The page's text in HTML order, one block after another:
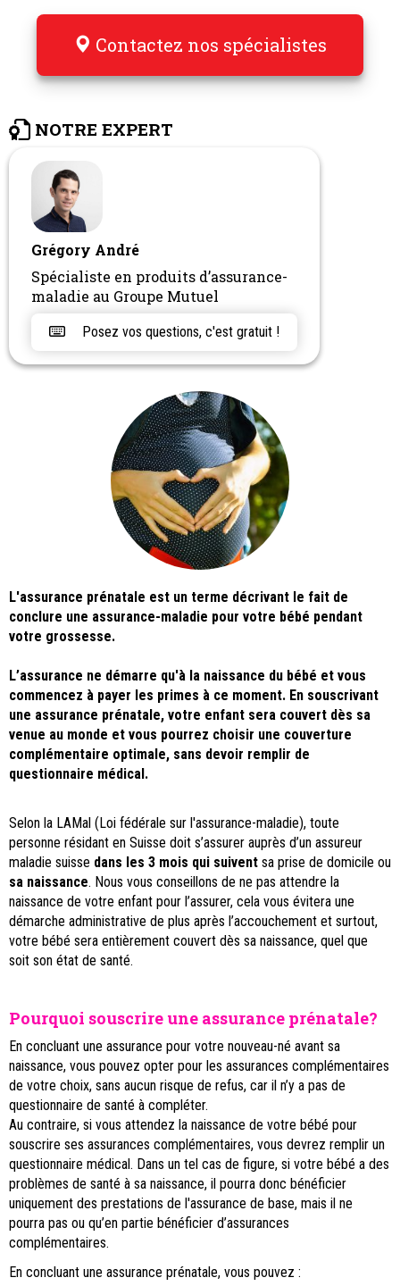
Contactez nos spécialistes
NOTRE EXPERT
Grégory André
Spécialiste en produits d’assurance-
maladie au Groupe Mutuel
Posez vos questions, c'est gratuit !
L'assurance prénatale est un terme décrivant le fait de
conclure une assurance-maladie pour votre bébé pendant
votre grossesse.
L’assurance ne démarre qu'à la naissance du bébé et vous
commencez à payer les primes à ce moment. En souscrivant
une assurance prénatale, votre enfant sera couvert dès sa
venue au monde et vous pourrez choisir une couverture
complémentaire optimale, sans devoir remplir de
questionnaire médical.
Selon la LAMal (Loi fédérale sur l'assurance-maladie), toute
personne résidant en Suisse doit s’assurer auprès d’un assureur
maladie suisse dans les 3 mois qui suivent sa prise de domicile ou
sa naissance. Nous vous conseillons de ne pas attendre la
naissance de votre enfant pour l’assurer, cela vous évitera une
démarche administrative de plus après l’accouchement et surtout,
votre bébé sera entièrement couvert dès sa naissance, quel que
soit son état de santé.
Pourquoi souscrire une assurance prénatale?
En concluant une assurance pour votre nouveau-né avant sa
naissance, vous pouvez opter pour les assurances complémentaires
de votre choix, sans aucun risque de refus, car il n’y a pas de
questionnaire de santé à compléter.
Au contraire, si vous attendez la naissance de votre bébé pour
souscrire ses assurances complémentaires, vous devrez remplir un
questionnaire médical. Dans un tel cas de figure, si votre bébé a des
problèmes de santé à sa naissance, il pourra donc bénéficier
uniquement des prestations de l'assurance de base, mais il ne
pourra pas ou qu’en partie bénéficier d’assurances
complémentaires.
En concluant une assurance prénatale, vous pouvez :